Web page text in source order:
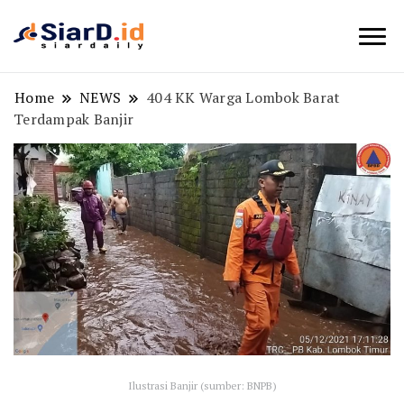
Home NEWS
404 KK Warga Lombok Barat
Terdampak Banjir
Ilustrasi Banjir (sumber: BNPB)